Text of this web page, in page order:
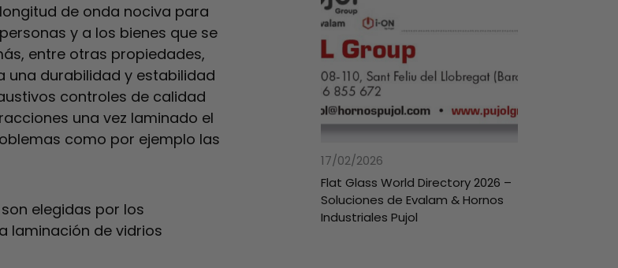
de onda nociva para
y a los bienes que se
entre otras propiedades,
una durabilidad y estabilidad
controles de calidad
una vez laminado el
como por ejemplo las
elegidas por los
laminación de vidrios
17/02/2026
Flat Glass World Directory 2026 –
Soluciones de Evalam & Hornos
Industriales Pujol